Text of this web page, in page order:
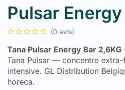
Pulsar
(0 avis)
Tana Pulsar Energy Bar 2,6KG
Tana Pulsar — concentre
intensive. GL Distribution
horeca.